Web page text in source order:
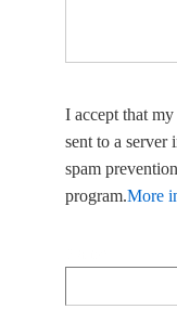
I accept that
sent to a
spam
program.More